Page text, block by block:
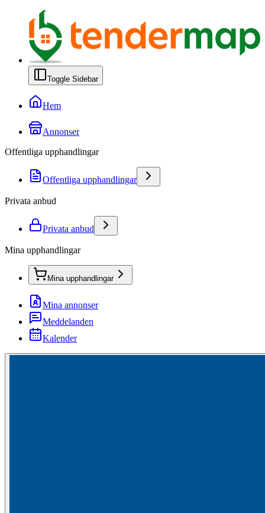
Toggle Sidebar
Hem
Annonser
Offentliga upphandlingar
Offentliga upphandlingar
Privata anbud
Privata anbud
Mina upphandlingar
Mina upphandlingar
Mina annonser
Meddelanden
Kalender